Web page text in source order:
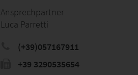
Ansprechpartner
Luca Parretti
(+39)057167911
+39 3290535654